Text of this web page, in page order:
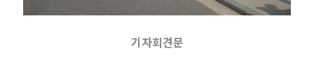
기자회견문